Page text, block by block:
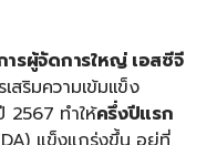
รผู้จัดการใหญ่ เอสซีจี
สริมความเข้มแข็ง
2567 ทำให้ครึ่งปีแรก